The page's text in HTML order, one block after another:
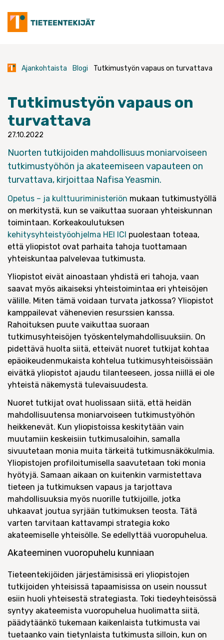
content
Ajankohtaista Blogi Tutkimustyön vapaus on turvattava
Tutkimustyön vapaus on
turvattava
27.10.2022
Nuorten tutkijoiden mahdollisuus moniarvoiseen
tutkimustyöhön ja akateemiseen vapauteen on
turvattava, kirjoittaa Nafisa Yeasmin.
Opetus – ja kulttuuriministeriön mukaan tutkimustyöllä
on merkitystä, kun se vaikuttaa suoraan yhteiskunnan
toimintaan. Korkeakoulutuksen
kehitysyhteistyöohjelma HEI ICI puolestaan toteaa,
että yliopistot ovat parhaita tahoja tuottamaan
yhteiskuntaa palvelevaa tutkimusta.
Yliopistot eivät ainoastaan yhdistä eri tahoja, vaan
saavat myös aikaiseksi yhteistoimintaa eri yhteisöjen
välille. Miten tämä voidaan turvata jatkossa? Yliopistot
kamppailevat vähenevien resurssien kanssa.
Rahoituksen puute vaikuttaa suoraan
tutkimusyhteisöjen työskentelymahdollisuuksiin. On
pidettävä huolta siitä, etteivät nuoret tutkijat kohtaa
epäoikeudenmukaista kohtelua tutkimusyhteisöissään
eivätkä yliopistot ajaudu tilanteeseen, jossa niillä ei ole
yhteistä näkemystä tulevaisuudesta.
Nuoret tutkijat ovat huolissaan siitä, että heidän
mahdollisuutensa moniarvoiseen tutkimustyöhön
heikkenevät. Kun yliopistoissa keskitytään vain
muutamiin keskeisiin tutkimusaloihin, samalla
sivuutetaan monia muita tärkeitä tutkimusnäkökulmia.
Yliopistojen profiloitumisella saavutetaan toki monia
hyötyjä. Samaan aikaan on kuitenkin varmistettava
tieteen ja tutkimuksen vapaus ja tarjottava
mahdollisuuksia myös nuorille tutkijoille, jotka
uhkaavat joutua syrjään tutkimuksen teosta. Tätä
varten tarvitaan kattavampi strategia koko
akateemiselle yhteisölle. Se edellyttää vuoropuhelua.
Akateeminen vuoropuhelu kunniaan
Tieteentekijöiden järjestämisissä eri yliopistojen
tutkijoiden yhteisissä tapaamisissa on usein noussut
esiin huoli yhteisestä strategiasta. Toki tiedeyhteisössä
syntyy akateemista vuoropuhelua huolimatta siitä,
päädytäänkö tukemaan kaikenlaista tutkimusta vai
tuetaanko vain tietynlaista tutkimusta silloin, kun on